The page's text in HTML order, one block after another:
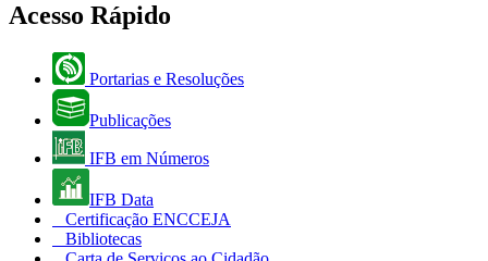
Acesso Rápido
Portarias e Resoluções
Publicações
IFB em Números
IFB Data
Certificação ENCCEJA
Bibliotecas